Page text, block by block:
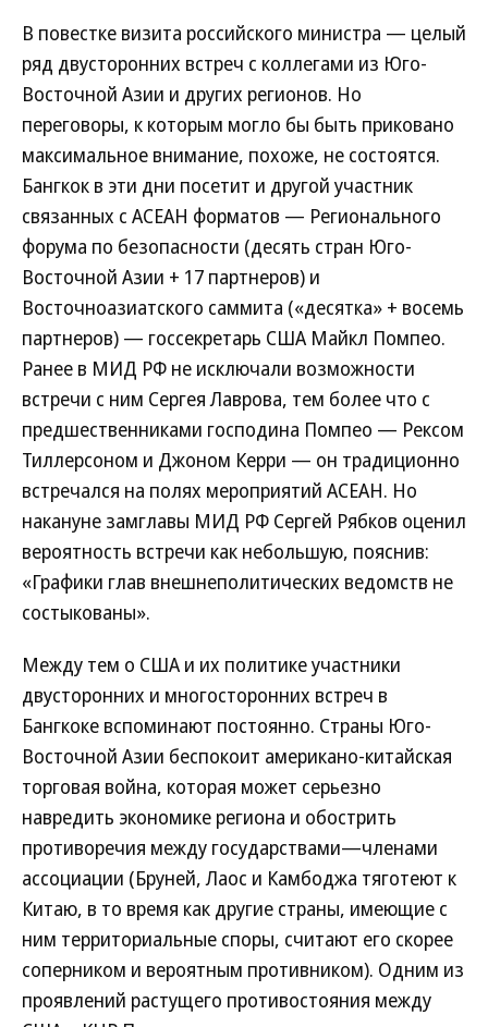
В повестке визита российского министра — целый
ряд двусторонних встреч с коллегами из Юго-
Восточной Азии и других регионов. Но
переговоры, к которым могло бы быть приковано
максимальное внимание, похоже, не состоятся.
Бангкок в эти дни посетит и другой участник
связанных с АСЕАН форматов — Регионального
форума по безопасности (десять стран Юго-
Восточной Азии + 17 партнеров) и
Восточноазиатского саммита («десятка» + восемь
партнеров) — госсекретарь США Майкл Помпео.
Ранее в МИД РФ не исключали возможности
встречи с ним Сергея Лаврова, тем более что с
предшественниками господина Помпео — Рексом
Тиллерсоном и Джоном Керри — он традиционно
встречался на полях мероприятий АСЕАН. Но
накануне замглавы МИД РФ Сергей Рябков оценил
вероятность встречи как небольшую, пояснив:
«Графики глав внешнеполитических ведомств не
состыкованы».
Между тем о США и их политике участники
двусторонних и многосторонних встреч в
Бангкоке вспоминают постоянно. Страны Юго-
Восточной Азии беспокоит американо-китайская
торговая война, которая может серьезно
навредить экономике региона и обострить
противоречия между государствами—членами
ассоциации (Бруней, Лаос и Камбоджа тяготеют к
Китаю, в то время как другие страны, имеющие с
ним территориальные споры, считают его скорее
соперником и вероятным противником). Одним из
проявлений растущего противостояния между